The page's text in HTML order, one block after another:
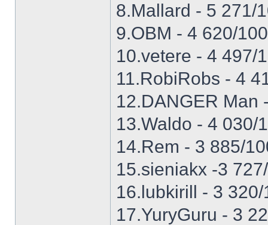
8.Mallard - 5 271/
9.OBM - 4 620/
10.vetere - 4 497/
11.RobiRobs - 4
12.DANGER Man
13.Waldo - 4 030/
14.Rem - 3 885/
15.sieniakx -3
16.lubkirill - 3
17.YuryGuru - 3